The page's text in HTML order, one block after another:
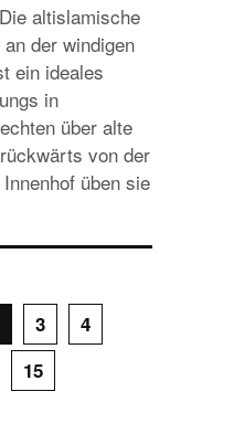
altislamische
der windigen
ein ideales
in
über alte
von der
üben sie
3
4
15